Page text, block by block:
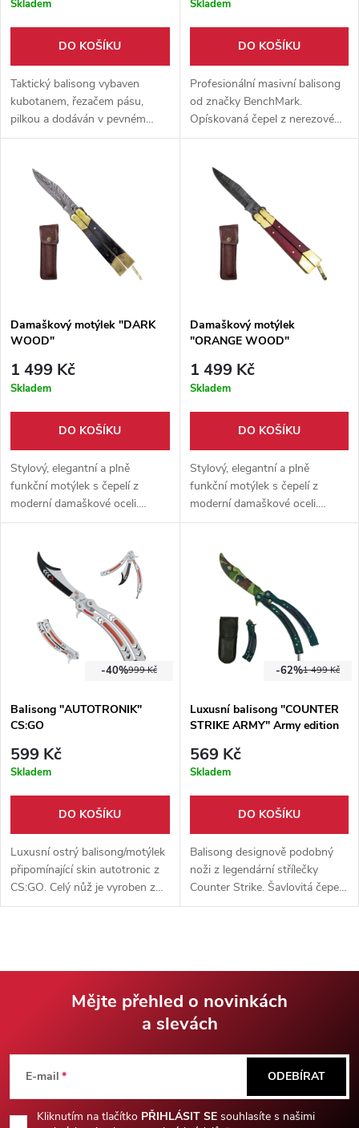
Skladem
DO KOŠÍKU
Taktický balisong vybaven
kubotanem, řezačem pásu,
pilkou a dodáván v pevném
nylonovém pouzdře v černé
dobrý pomocník v nouzi.
Skladem
DO KOŠÍKU
Profesionální masivní balisong
od značky BenchMark.
Opískovaná čepel z nerezové
oceli. Pozinkované rukojeti.
Damaškový motýlek "DARK
WOOD"
1 499 Kč
Skladem
DO KOŠÍKU
Stylový, elegantní a plně
funkční motýlek s čepelí z
moderní damaškové oceli.
Hranatá rukojeť obložená
Damaškový motýlek
"ORANGE WOOD"
1 499 Kč
Skladem
DO KOŠÍKU
Stylový, elegantní a plně
funkční motýlek s čepelí z
moderní damaškové oceli.
Hranatá rukojeť obložená
999 Kč
-40%
Balisong "AUTOTRONIK"
CS:GO
599 Kč
Skladem
DO KOŠÍKU
Luxusní ostrý balisong/motýlek
připomínající skin autotronic z
CS:GO. Celý nůž je vyroben z
kvalitní nerezové oceli 3Cr13 a
1 499 Kč
-62%
Luxusní balisong "COUNTER
STRIKE ARMY" Army edition
569 Kč
Skladem
DO KOŠÍKU
Balisong designově podobný
noži z legendární střílečky
Counter Strike. Šavlovitá čepel
maskáčového designu + pevné
p
Mějte přehled o novinkách
a slevách
E-mail
Kliknutím na tlačítko PŘIHLÁSIT SE souhlasíte s našimi
ODEBÍRAT